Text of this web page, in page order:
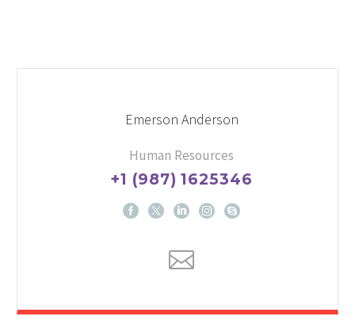
Emerson Anderson
Human Resources
+1 (987) 1625346